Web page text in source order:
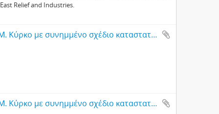
East Relief and Industries.
Πρόσκληση προς τον Υπουργό Πρόνοιας Μ. Κύρκο με συνημμένο σχέδιο καταστατικού Παμπροσφυγικού Κέντρου, Θεσσαλονίκη
Πρόσκληση προς τον Υπουργό Πρόνοιας Μ. Κύρκο με συνημμένο σχέδιο καταστατικού Παμπροσφυγικού Κέντρου, Θεσσαλονίκη